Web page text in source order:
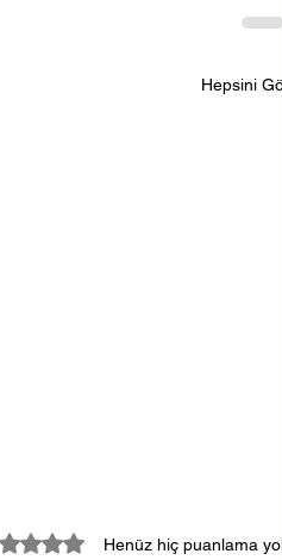
Hepsini
0 yıldızHenüz hiç puanlama